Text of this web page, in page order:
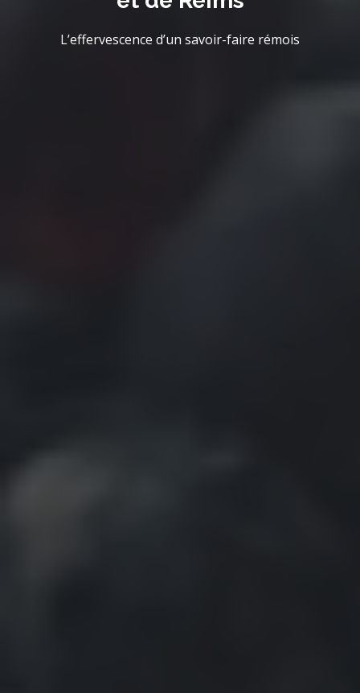
L’effervescence d’un savoir-faire rémois